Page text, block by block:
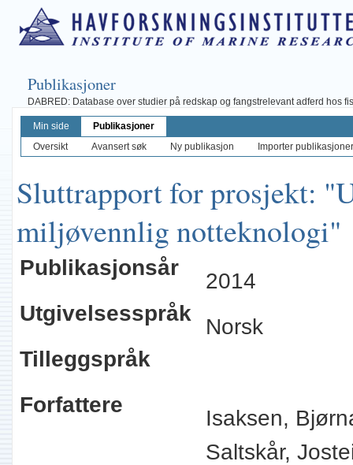
Publikasjoner
DABRED: Database over studier på redskap og fangstrelevant adferd hos
Min side
Publikasjoner
Oversikt
Avansert søk Ny publikasjon Importer
Sluttrapport for prosjekt:
miljøvennlig notteknologi"
Publikasjonsår
2014
Utgivelsesspråk
Norsk
Tilleggspråk
Forfattere
Isaksen,
Saltskår,